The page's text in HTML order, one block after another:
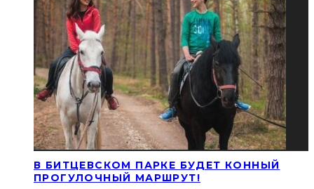
В БИТЦЕВСКОМ ПАРКЕ БУДЕТ КОННЫЙ
ПРОГУЛОЧНЫЙ МАРШРУТ!